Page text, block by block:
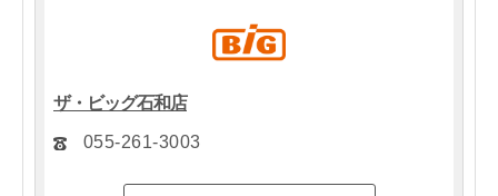
ザ・ビッグ石和店
055-261-3003